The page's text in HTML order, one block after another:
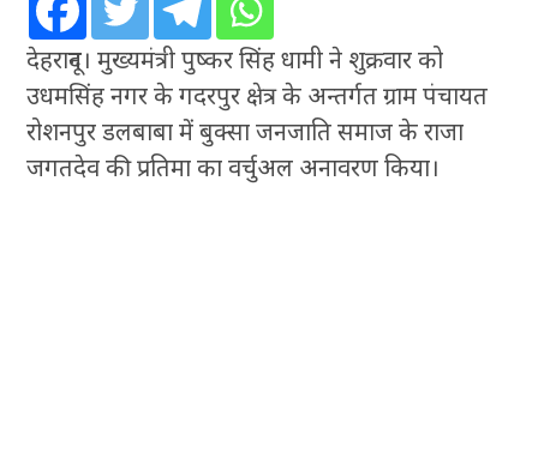
देहरादून। मुख्यमंत्री पुष्कर सिंह धामी ने शुक्रवार को
उधमसिंह नगर के गदरपुर क्षेत्र के अन्तर्गत ग्राम पंचायत
रोशनपुर डलबाबा में बुक्सा जनजाति समाज के राजा
जगतदेव की प्रतिमा का वर्चुअल अनावरण किया।